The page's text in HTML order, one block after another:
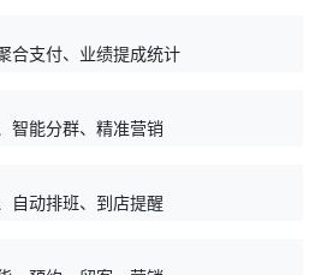
合支付、业绩提成统计
智能分群、精准营销
自动排班、到店提醒